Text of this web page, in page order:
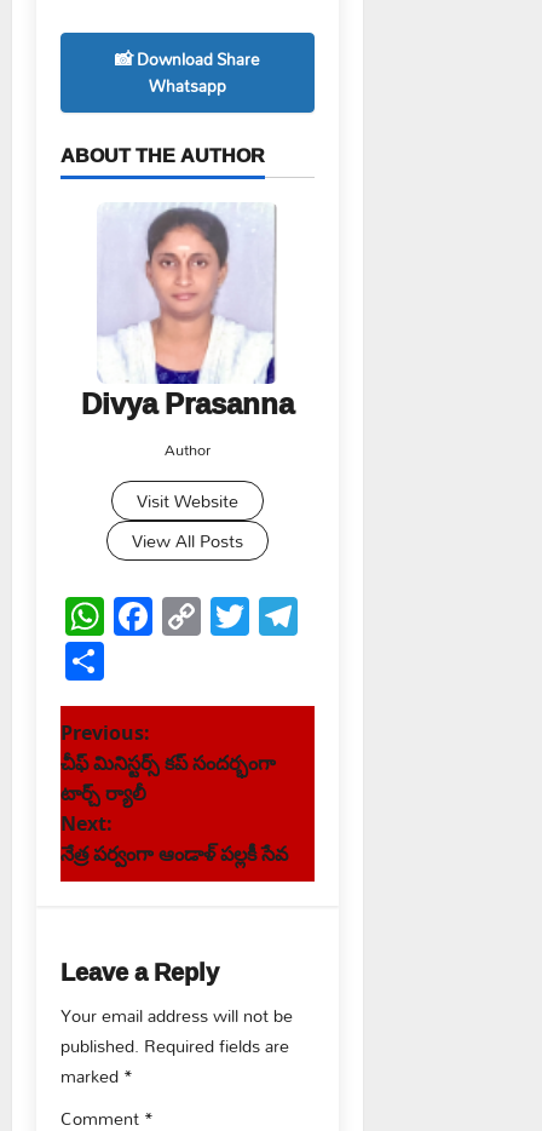
📸 Download Share
Whatsapp
ABOUT THE AUTHOR
Divya Prasanna
Author
Visit Website
View All Posts
WhatsApp
Facebook
Copy
Link
Twitter
P
o
s
t
n
a
v
i
Previous:
చీఫ్ మినిస్టర్స్ కప్ సందర్భంగా
టార్చ్ ర్యాలీ
Next:
నేత్ర పర్వంగా ఆండాళ్ పల్లకీ సేవ
Leave a Reply
Your email address will not be
published. Required fields are
marked*
Comment*